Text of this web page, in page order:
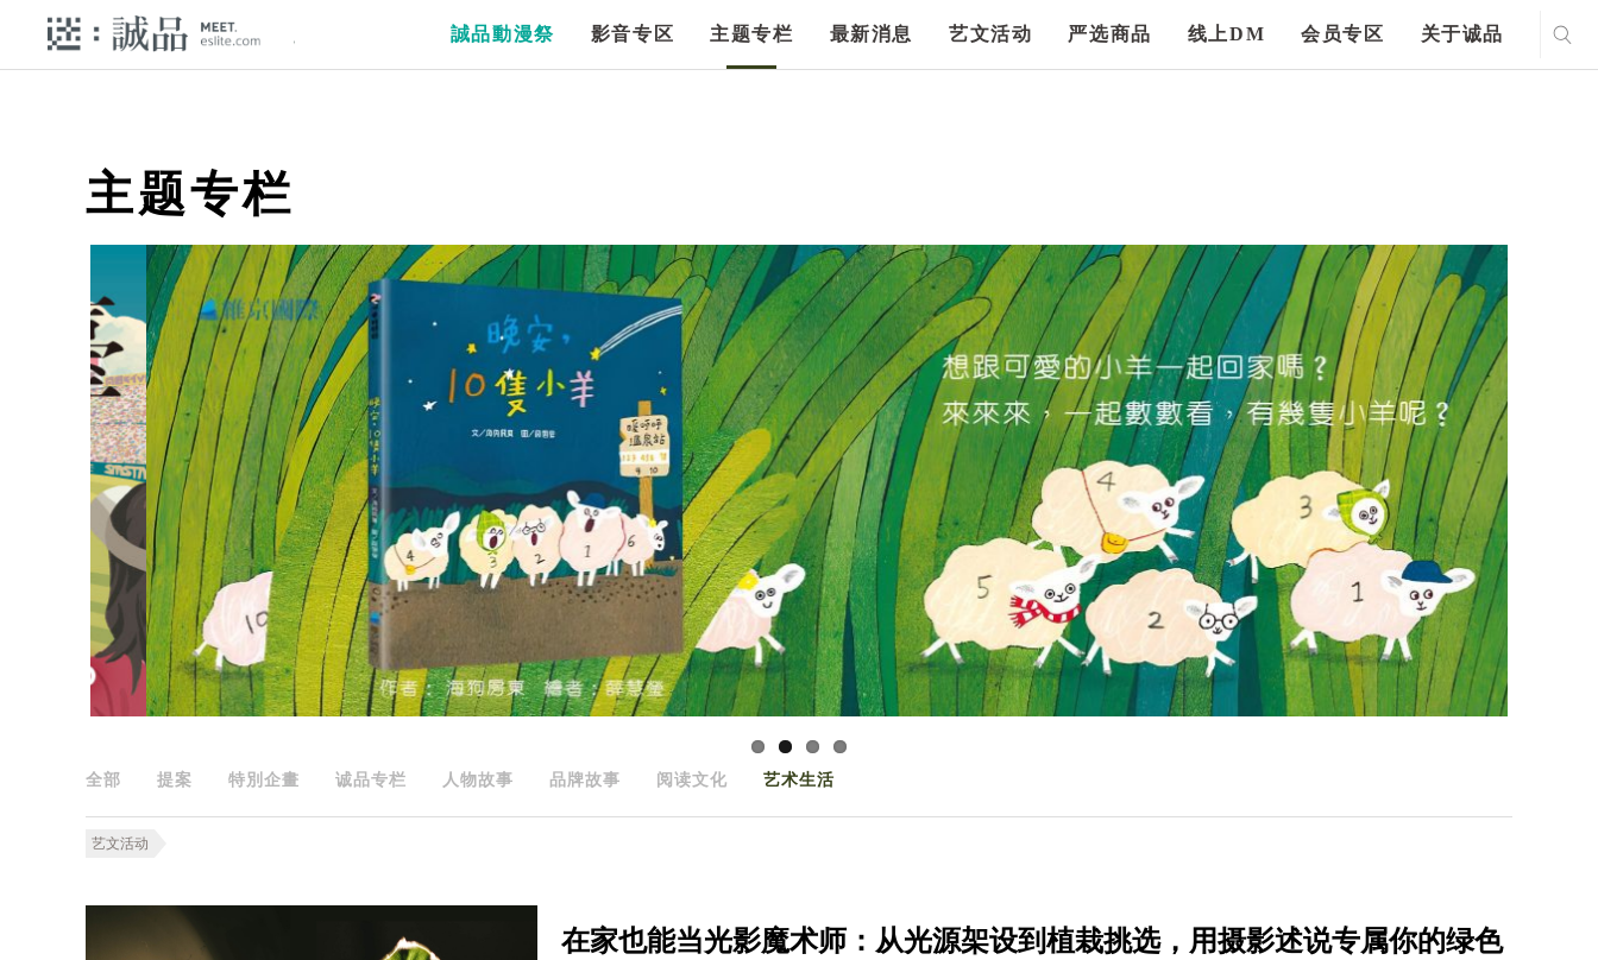
誠品動漫祭 影音专区 主题专栏 最新消息 艺文活动 严选商品 线上DM 会员专区 关于诚品
主题专栏
全部 提案 特別企畫 诚品专栏 人物故事 品牌故事 阅读文化 艺术生活
艺文活动
在家也能当光影魔术师：从光源架设到植栽挑选，用摄影述说专属你的绿色